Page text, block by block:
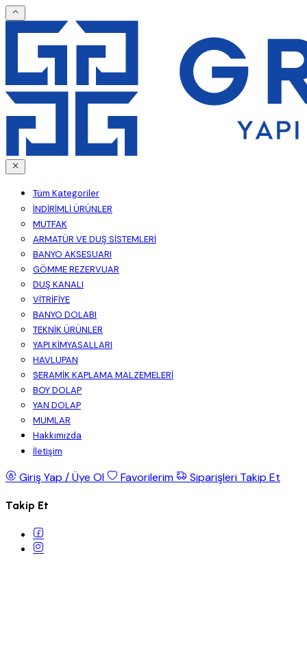
Tüm Kategoriler
İNDİRİMLİ ÜRÜNLER
MUTFAK
ARMATÜR VE DUŞ SİSTEMLERİ
BANYO AKSESUARI
GÖMME REZERVUAR
DUŞ KANALI
VİTRİFİYE
BANYO DOLABI
TEKNİK ÜRÜNLER
YAPI KİMYASALLARI
HAVLUPAN
SERAMİK KAPLAMA MALZEMELERİ
BOY DOLAP
YAN DOLAP
MUMLAR
Hakkımızda
İletişim
Giriş Yap / Üye Ol Favorilerim Siparişleri Takip Et
Takip Et